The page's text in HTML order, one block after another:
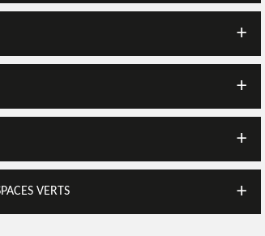
VERTS